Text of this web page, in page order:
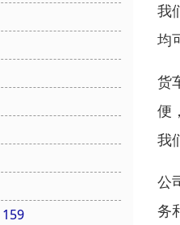
159
我
均
货
便
我
公
务